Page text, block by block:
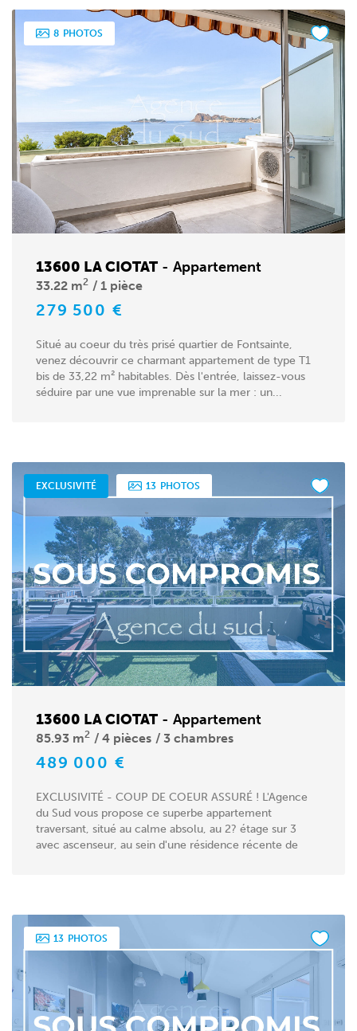
8 PHOTOS
13600 LA CIOTAT - Appartement
33.22 m2 1 pièce
279 500 €
Situé au coeur du très prisé quartier de Fontsainte,
venez découvrir ce charmant appartement de type T1
bis de 33,22 m² habitables. Dès l'entrée, laissez-vous
séduire par une vue imprenable sur la mer : un...
EXCLUSIVITÉ 13 PHOTOS
13600 LA CIOTAT - Appartement
85.93 m2 4 pièces 3 chambres
489 000 €
EXCLUSIVITÉ - COUP DE COEUR ASSURÉ ! L'Agence
du Sud vous propose ce superbe appartement
traversant, situé au calme absolu, au 2? étage sur 3
avec ascenseur, au sein d'une résidence récente de
13 PHOTOS